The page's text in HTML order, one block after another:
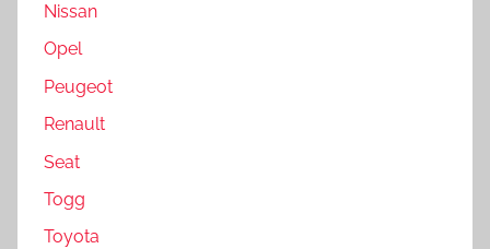
Nissan
Opel
Peugeot
Renault
Seat
Togg
Toyota